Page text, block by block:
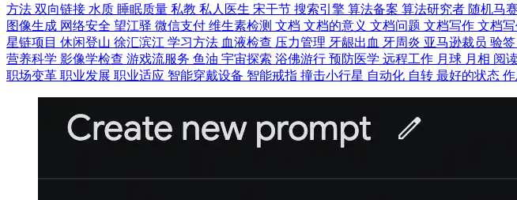
方法 双向链接 水质 睡眠质量 私教 私人医生 宋干节 搜索引擎 算法备案 算法研究者 随机马
图像生成 网络安全 望江驿 微信支付 维生素检测 文档 文档的意义 文档问题 文档写作 文档
星链项目 休闲登山 徐汇滨江 学习方法 血液检查 压力管理 牙龈出血 牙周炎 亚马逊裁员 验签
营养科学 影像学检查 游戏流服务 鱼油 宇宙探索 浴佛游行 预防医学 远程工作 月球 月相 阅
职场变革 职业发展 职业适应 智能穿戴设备 智能戒指 撞击小行星 自动化 自转 最好的状态